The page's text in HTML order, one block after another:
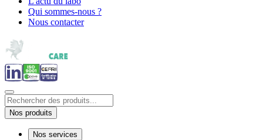
Qui sommes-nous ?
Nous contacter
Nos produits
Nos services